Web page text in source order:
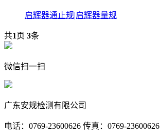
启辉器通止规|启辉器量规
共1页 3条
微信扫一扫
广东安规检测有限公司
电话：0769-23600626 传真：0769-23600626